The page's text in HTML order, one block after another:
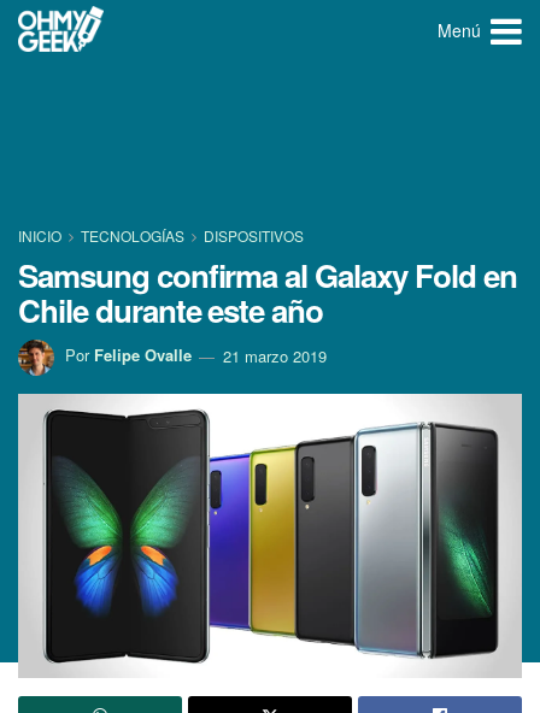
Menú
INICIO TECNOLOGÍ­AS DISPOSITIVOS
Samsung confirma al Galaxy Fold en
Chile durante este año
Por Felipe Ovalle 21 marzo 2019